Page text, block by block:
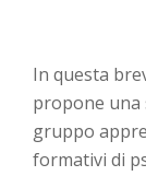
In questa
propone una
gruppo
formativi di